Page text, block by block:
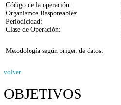
Código de la operación:
Organismos Responsables:
Periodicidad:
Clase de Operación:
Metodología según origen de datos:
volver
OBJETIVOS